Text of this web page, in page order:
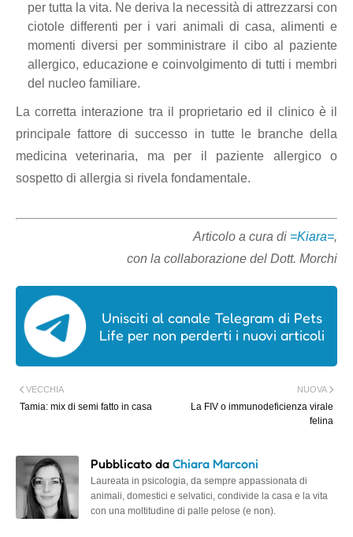
per tutta la vita. Ne deriva la necessità di attrezzarsi con
ciotole differenti per i vari animali di casa, alimenti e
momenti diversi per somministrare il cibo al paziente
allergico, educazione e coinvolgimento di tutti i membri
del nucleo familiare.
La corretta interazione tra il proprietario ed il clinico è il
principale fattore di successo in tutte le branche della
medicina veterinaria, ma per il paziente allergico o
sospetto di allergia si rivela fondamentale.
Articolo a cura di =Kiara=,
con la collaborazione del Dott. Morchi
Unisciti al canale Telegram di Pets
Life per non perderti i nuovi articoli
NUOVA
La FIV o immunodeficienza virale
felina
VECCHIA
Tamia: mix di semi fatto in casa
Pubblicato da Chiara Marconi
Laureata in psicologia, da sempre appassionata di
animali, domestici e selvatici, condivide la casa e la vita
con una moltitudine di palle pelose (e non).